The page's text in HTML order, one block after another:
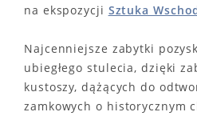
na ekspozycji Sztuka
Najcenniejsze zabytki
ubiegłego stulecia, dzięki
kustoszy, dążących do
zamkowych o historycznym